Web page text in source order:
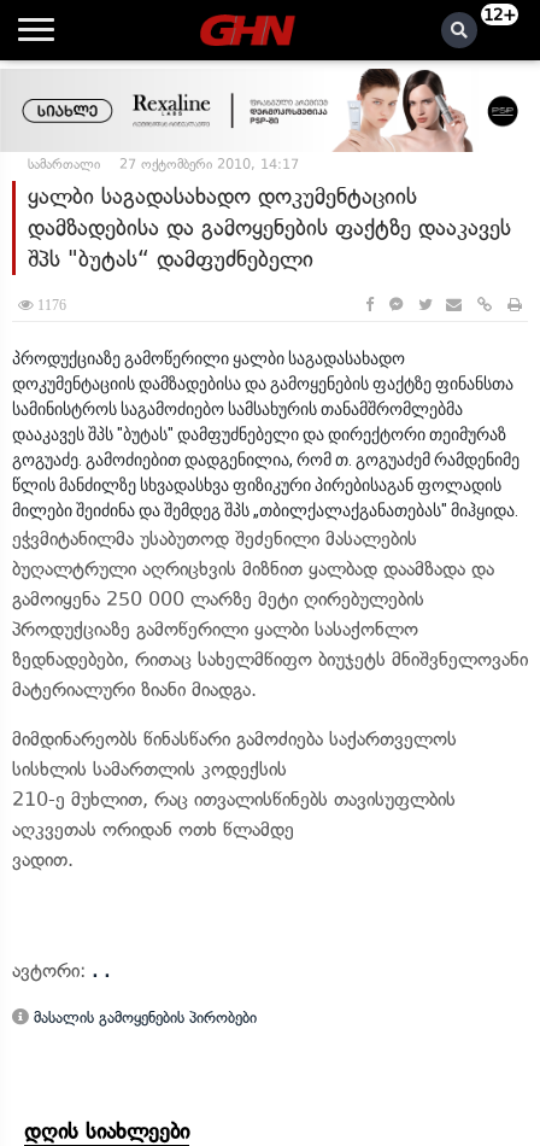
12+
სამართალი 27 ოქტომბერი 2010, 14:17
ყალბი საგადასახადო დოკუმენტაციის
დამზადებისა და გამოყენების ფაქტზე დააკავეს
შპს "ბუტას“ დამფუძნებელი
1176
პროდუქციაზე გამოწერილი ყალბი საგადასახადო
დოკუმენტაციის დამზადებისა და გამოყენების ფაქტზე ფინანსთა
სამინისტროს საგამოძიებო სამსახურის თანამშრომლებმა
დააკავეს შპს "ბუტას" დამფუძნებელი და დირექტორი თეიმურაზ
გოგუაძე. გამოძიებით დადგენილია, რომ თ. გოგუაძემ რამდენიმე
წლის მანძილზე სხვადასხვა ფიზიკური პირებისაგან ფოლადის
მილები შეიძინა და შემდეგ შპს „თბილქალაქგანათებას" მიჰყიდა.
ეჭვმიტანილმა უსაბუთოდ შეძენილი მასალების
ბუღალტრული აღრიცხვის მიზნით ყალბად დაამზადა და
გამოიყენა 250 000 ლარზე მეტი ღირებულების
პროდუქციაზე გამოწერილი ყალბი სასაქონლო
ზედნადებები, რითაც სახელმწიფო ბიუჯეტს მნიშვნელოვანი
მატერიალური ზიანი მიადგა.
მიმდინარეობს წინასწარი გამოძიება საქართველოს
სისხლის სამართლის კოდექსის
210-ე მუხლით, რაც ითვალისწინებს თავისუფლბის
აღკვეთას ორიდან ოთხ წლამდე
ვადით.
ავტორი: . .
მასალის გამოყენების პირობები
დღის სიახლეები